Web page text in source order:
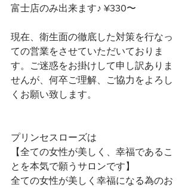
富士店のみ出来ます♪ ¥330〜
現在、衛生面の徹底した対策を行なっ
ての営業をさせていただいておりま
す。ご迷惑をお掛けして申し訳ありま
せんが、何卒ご理解、ご協力をよろし
くお願い致します。
プリンセスローズは
【全ての女性が美しく、幸福であるこ
とを本気で願うサロンです】
全ての女性が美しく幸福になる為のお